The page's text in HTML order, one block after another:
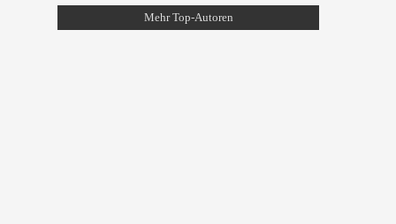
Mehr Top-Autoren